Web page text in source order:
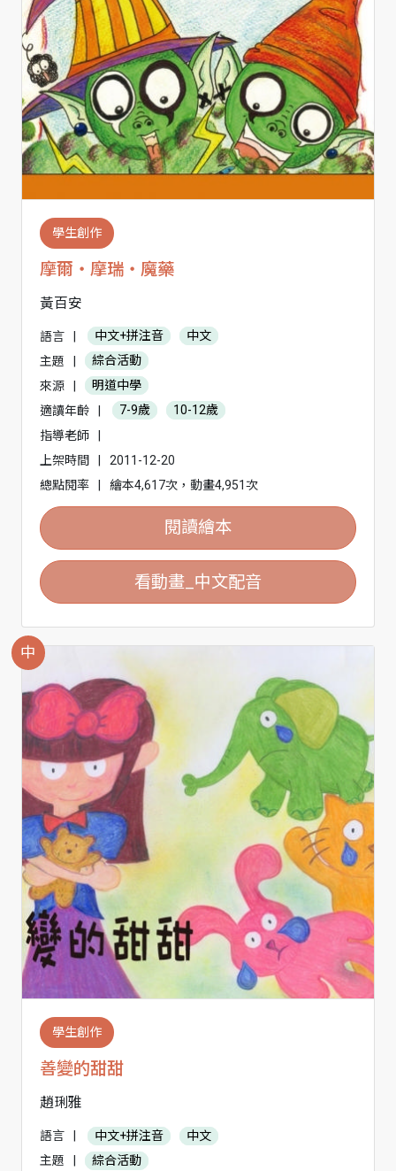
學生創作
摩爾‧摩瑞‧魔藥
黃百安
語言 中文+拼注音
中文
主題
綜合活動
來源
明道中學
適讀年齡
7-9歲
10-12歲
指導老師
上架時間
2011-12-20
總點閱率
繪本4,617次，動畫4,951次
閱讀繪本
看動畫_中文配音
中
學生創作
善變的甜甜
趙琍雅
語言 中文+拼注音
中文
主題
綜合活動